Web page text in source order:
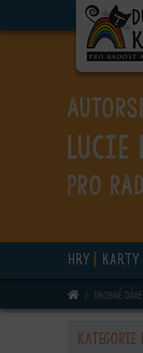
Lucie
PRO
HRY
DOMŮDROBNÉ
Kategorie